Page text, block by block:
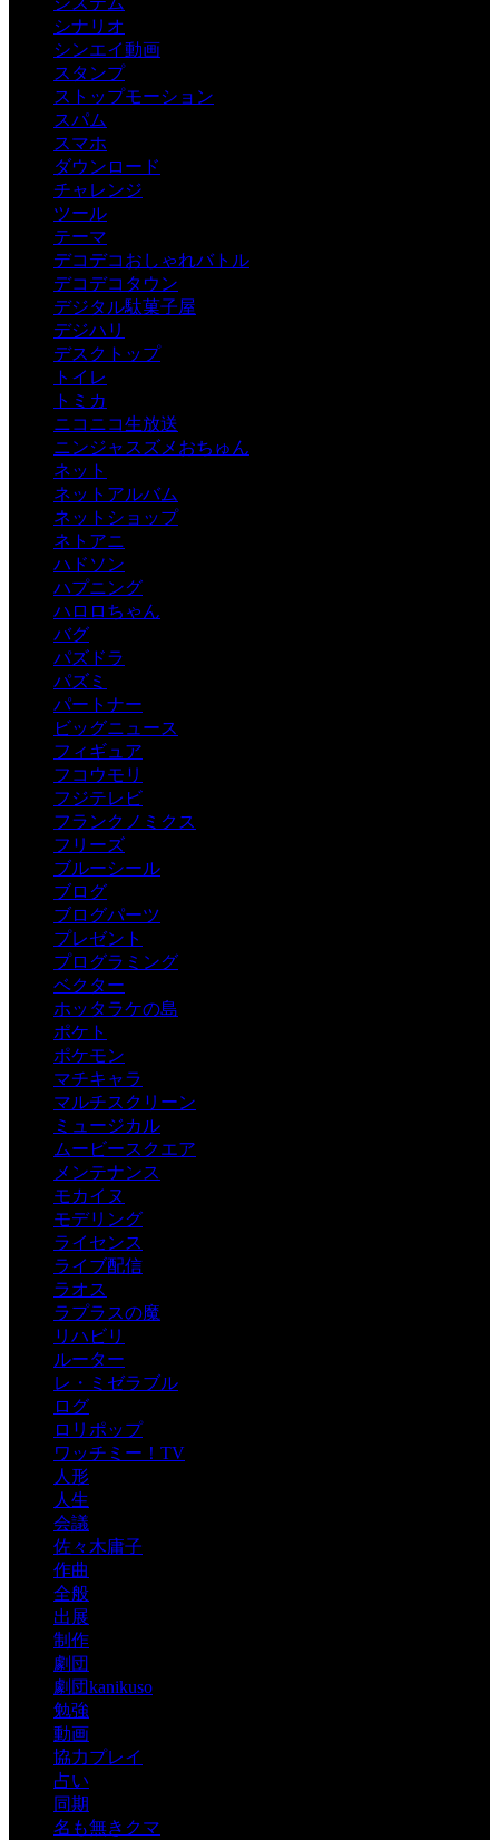
シナリオ
シンエイ動画
スタンプ
ストップモーション
スパム
スマホ
ダウンロード
チャレンジ
ツール
テーマ
デコデコおしゃれバトル
デコデコタウン
デジタル駄菓子屋
デジハリ
デスクトップ
トイレ
トミカ
ニコニコ生放送
ニンジャスズメおちゅん
ネット
ネットアルバム
ネットショップ
ネトアニ
ハドソン
ハプニング
ハロロちゃん
バグ
パズドラ
パズミ
パートナー
ビッグニュース
フィギュア
フコウモリ
フジテレビ
フランクノミクス
フリーズ
ブルーシール
ブログ
ブログパーツ
プレゼント
プログラミング
ベクター
ホッタラケの島
ポケト
ポケモン
マチキャラ
マルチスクリーン
ミュージカル
ムービースクエア
メンテナンス
モカイヌ
モデリング
ライセンス
ライブ配信
ラオス
ラプラスの魔
リハビリ
ルーター
レ・ミゼラブル
ログ
ロリポップ
ワッチミー！TV
人形
人生
会議
佐々木庸子
作曲
全般
出展
制作
劇団
劇団kanikuso
勉強
動画
協力プレイ
占い
同期
名も無きクマ